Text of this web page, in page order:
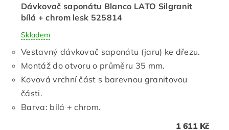
Dávkovač saponátu Blanco LATO Silgranit
bílá + chrom lesk 525814
Skladem
Vestavný dávkovač saponátu (jaru) ke dřezu.
Montáž do otvoru o průměru 35 mm.
Kovová vrchní část s barevnou granitovou
části.
Barva: bílá + chrom.
1 611 Kč